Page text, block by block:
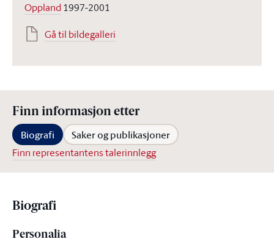
Oppland 1997-2001
Gå til bildegalleri
Finn informasjon etter
Biografi Saker og publikasjoner
Finn representantens talerinnlegg
Biografi
Personalia